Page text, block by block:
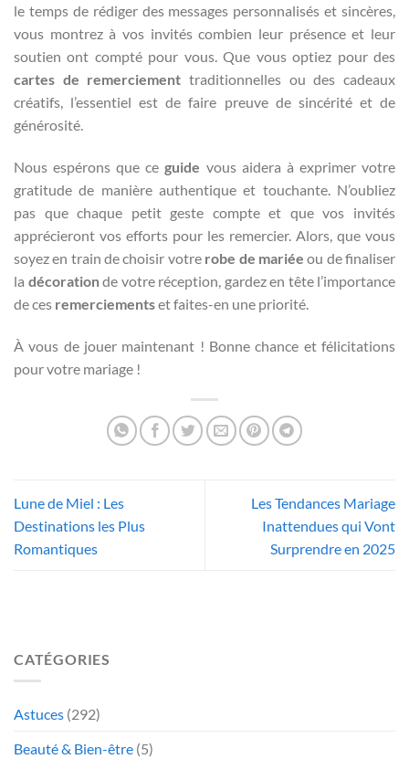
le temps de rédiger des messages personnalisés et sincères,
vous montrez à vos invités combien leur présence et leur
soutien ont compté pour vous. Que vous optiez pour des
cartes de remerciement traditionnelles ou des cadeaux
créatifs, l’essentiel est de faire preuve de sincérité et de
générosité.
Nous espérons que ceguide vous aidera à exprimer votre
gratitude de manière authentique et touchante. N’oubliez
pas que chaque petit geste compte et que vos invités
apprécieront vos efforts pour les remercier. Alors, que vous
soyez en train de choisir votre robe de mariée ou de finaliser
la décorationde votre réception, gardez en tête l’importance
de ces remerciementset faites-en une priorité.
À vous de jouer maintenant ! Bonne chance et félicitations
pour votre mariage !
Lune de Miel : Les
Destinations les Plus
Romantiques
Les Tendances Mariage
Inattendues qui Vont
Surprendre en 2025
CATÉGORIES
Astuces (292)
Beauté & Bien-être (5)